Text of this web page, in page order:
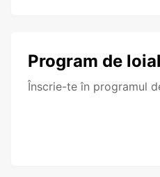
Program de
Înscrie-te în programul